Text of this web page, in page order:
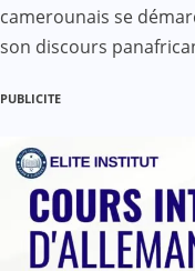
camerounais se
son discours
PUBLICITE